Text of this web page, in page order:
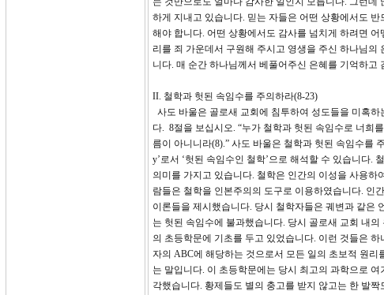
하게 지내고 있습니다. 믿는 자들은 어떤 상황에서도
해야 합니다. 어떤 상황에서도 감사를 넘치게 하려면
리를 죄 가운데서 구원해 주시고 영생을 주신 하나님
니다. 매 순간 하나님께서 베풀어주신 은혜를 기억하고
II. 철학과 헛된 속임수를 주의하라(8-23)
사도 바울은 골로새 교회에 침투하여 성도들을 미혹
다. 8절을 보십시오. “누가 철학과 헛된 속임수로 너희
름이 아니니라(8).” 사도 바울은 철학과 헛된 속임수를
y’로서 ‘헛된 속임수인 철학’으로 해석할 수 있습니다.
의미를 가지고 있습니다. 철학은 인간의 이성을 사용
람들은 철학을 인본주의의 도구로 이용하였습니다. 인
이론들을 제시했습니다. 당시 철학자들은 궤변과 같은
는 헛된 속임수에 불과했습니다. 당시 골로새 교회 내
의 초등학문에 기초를 두고 있었습니다. 이런 것들은
자의 ABC에 해당하는 것으로서 모든 일의 초보적 원
는 말입니다. 이 초등학문에는 당시 최고의 과학으로
각했습니다. 황제들도 별의 충고를 받지 않고는 한 발